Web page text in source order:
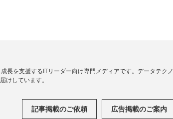
長を支援するITリーダー向け専門メディアです。データテクノ
けしています。
記事掲載のご依頼 広告掲載のご案内